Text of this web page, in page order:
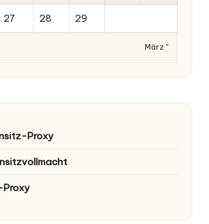
27 28 29
März "
Proxy
Proxy